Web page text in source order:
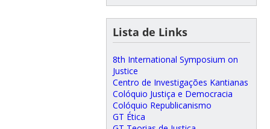
Lista de Links
8th International Symposium on
Justice
Centro de Investigações Kantianas
Colóquio Justiça e Democracia
Colóquio Republicanismo
GT Ética